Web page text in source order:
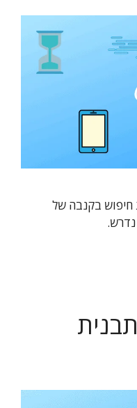
חיפוש בקנבה של